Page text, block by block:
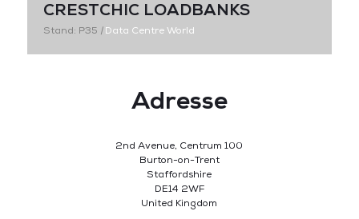
CRESTCHIC LOADBANKS
Stand: P35 |Data Centre World
Adresse
2nd Avenue, Centrum 100
Burton-on-Trent
Staffordshire
DE14 2WF
United Kingdom